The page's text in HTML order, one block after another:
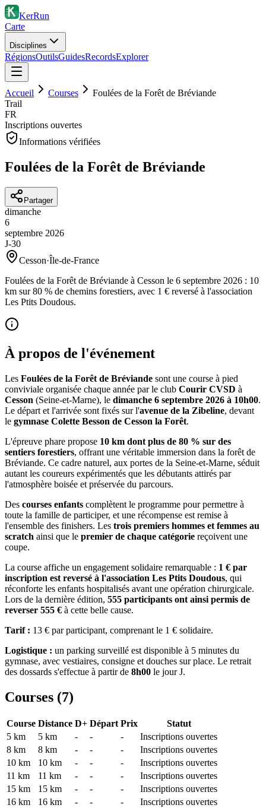
KerRun
Carte
Disciplines
RégionsOutilsGuidesRecordsExplorer
Accueil Courses
Foulées de la Forêt de Bréviande
Trail
FR
Inscriptions ouvertes
Informations vérifiées
Foulées de la Forêt de Bréviande
Partager
dimanche
6
septembre 2026
J-30
Cesson·Île-de-France
Foulées de la Forêt de Bréviande à Cesson le 6 septembre 2026 : 10
km sur 80 % de chemins forestiers, avec 1 € reversé à l'association
Les Ptits Doudous.
À propos de l'événement
Les Foulées de la Forêt de Bréviande sont une course à pied
conviviale organisée chaque année par le club Courir CVSD à
Cesson (Seine-et-Marne), le dimanche 6 septembre 2026 à 10h00.
Le départ et l'arrivée sont fixés sur l'avenue de la Zibeline, devant
le gymnase Colette Besson de Cesson la Forêt.
L'épreuve phare propose 10 km dont plus de 80 % sur des
sentiers forestiers, offrant une véritable immersion dans la forêt de
Bréviande. Ce cadre naturel, aux portes de la Seine-et-Marne, séduit
autant les coureurs expérimentés que les débutants attirés par
l'atmosphère boisée et préservée du parcours.
Des courses enfants complètent le programme pour permettre à
toute la famille de participer, et une récompense est remise à
l'ensemble des finishers. Les trois premiers hommes et femmes au
scratch ainsi que le premier de chaque catégorie reçoivent une
coupe.
La course affiche un engagement solidaire remarquable : 1 € par
inscription est reversé à l'association Les Ptits Doudous, qui
réconforte les enfants hospitalisés avant une opération chirurgicale.
Lors de la dernière édition, 555 participants ont ainsi permis de
reverser 555 € à cette belle cause.
Tarif : 13 € par participant, comprenant le 1 € solidaire.
Logistique : un parking surveillé est disponible à 5 minutes du
gymnase, avec vestiaires, consigne et douches sur place. Le retrait
des dossards s'effectue à partir de 8h00 le jour J.
Courses (7)
Course Distance D+ Départ Prix
Statut
5 km
5 km - - -
Inscriptions ouvertes
8 km
8 km - - -
Inscriptions ouvertes
10 km
10 km - - -
Inscriptions ouvertes
11 km
11 km - - -
Inscriptions ouvertes
15 km
15 km - - -
Inscriptions ouvertes
16 km
16 km - - -
Inscriptions ouvertes